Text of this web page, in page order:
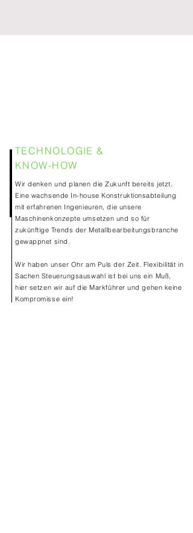
TECHNOLOGIE &
KNOW-HOW
Wir denken und planen die Zukunft bereits jetzt.
Eine wachsende In-house Konstruktionsabteilung
mit erfahrenen Ingenieuren, die unsere
Maschinenkonzepte umsetzen und so für
zukünftige Trends der Metallbearbeitungsbranche
gewappnet sind.
Wir haben unser Ohr am Puls der Zeit. Flexibilität in
Sachen Steuerungsauswahl ist bei uns ein Muß,
hier setzen wir auf die Markführer und gehen keine
Kompromisse ein!